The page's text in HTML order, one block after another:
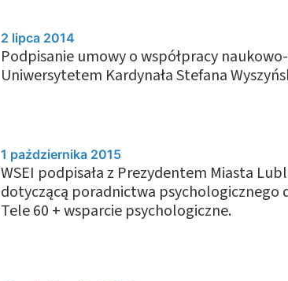
2 lipca 2014
Podpisanie umowy o współpracy
Uniwersytetem Kardynała Stefana
1 października 2015
WSEI podpisała z Prezydentem Miasta
dotyczącą poradnictwa psychologicznego
Tele 60 + wsparcie psychologiczne.